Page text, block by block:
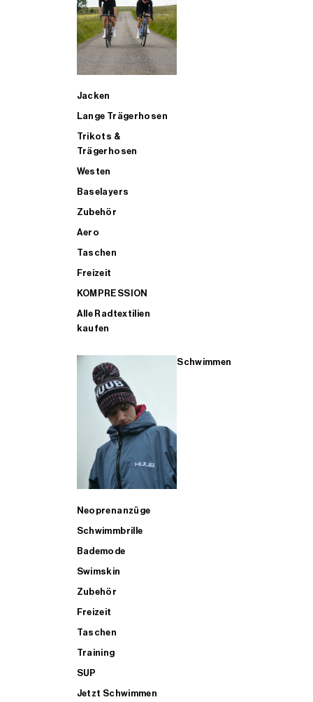
Jacken
Lange Trägerhosen
Trikots &
Trägerhosen
Westen
Baselayers
Zubehör
Aero
Taschen
Freizeit
KOMPRESSION
Alle Radtextilien
kaufen
Schwimmen
Neoprenanzüge
Schwimmbrille
Bademode
Swimskin
Zubehör
Freizeit
Taschen
Training
SUP
Jetzt Schwimmen
ALLE TRIATHLONARTIKEL FÜR MÄNNER KAUFEN